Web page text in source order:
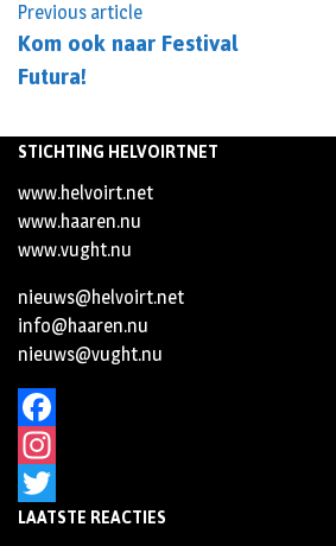
Previous article
Kom ook naar Festival
Futura!
STICHTING HELVOIRTNET
www.helvoirt.net
www.haaren.nu
www.vught.nu
nieuws@helvoirt.net
info@haaren.nu
nieuws@vught.nu
Facebook
Instagram
Twitter
LAATSTE REACTIES